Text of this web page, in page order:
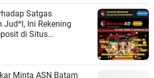
Satgas
Jud*l, Ini Rekening
di Situs
Minta ASN Batam